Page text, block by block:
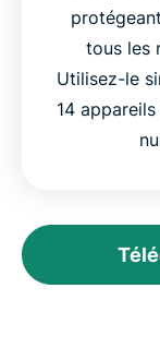
tous les
Utilisez-le
14